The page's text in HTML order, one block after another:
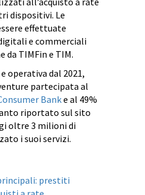
dispositivi. Le
effettuate
e commerciali
da TIMFin e TIM.
operativa dal 2021,
partecipata al
Banke al 49%
riportato sul sito
oltre 3 milioni di
i suoi servizi.
prestiti